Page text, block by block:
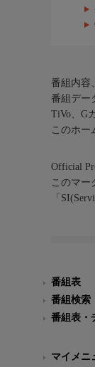
番組内容
番組デー
TiVo、G
このホー
Official
このマー
「
番組表
番組検索
番組表・
マイメニ